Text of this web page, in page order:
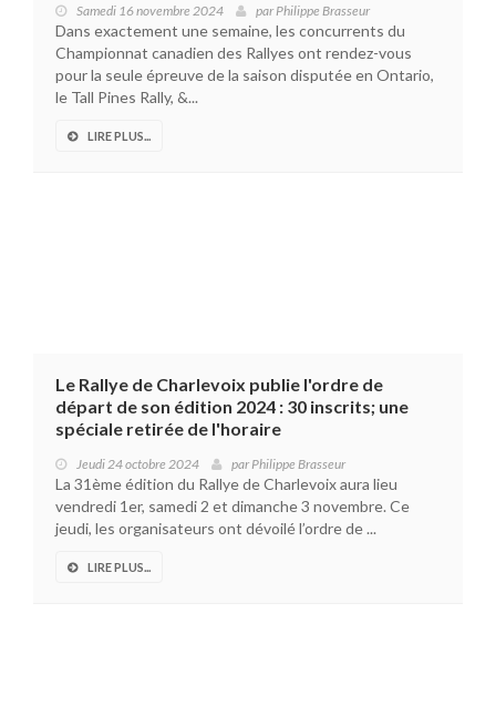
Samedi 16 novembre 2024 parPhilippe Brasseur
Dans exactement une semaine, les concurrents du
Championnat canadien des Rallyes ont rendez-vous
pour la seule épreuve de la saison disputée en Ontario,
le Tall Pines Rally, &...
LIRE PLUS...
Le Rallye de Charlevoix publie l'ordre de
départ de son édition 2024 : 30 inscrits; une
spéciale retirée de l'horaire
Jeudi 24 octobre 2024 parPhilippe Brasseur
La 31ème édition du Rallye de Charlevoix aura lieu
vendredi 1er, samedi 2 et dimanche 3 novembre. Ce
jeudi, les organisateurs ont dévoilé l’ordre de ...
LIRE PLUS...